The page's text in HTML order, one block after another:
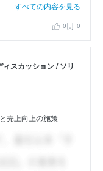
すべての内容を見る
0 0
スカッション / ソリ
売上向上の施策